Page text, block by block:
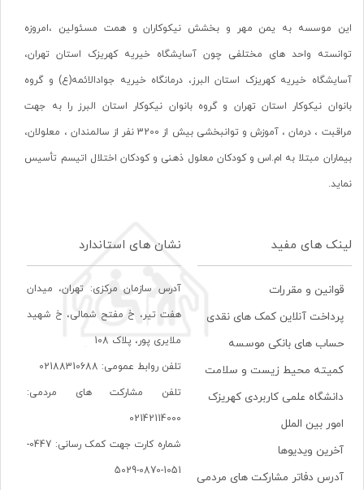
این موسسه به یمن مهر و بخشش نیکوکاران و همت مسئولین ،امروزه
توانسته واحد های مختلفی چون آسایشگاه خیریه کهریزک استان تهران،
آسایشگاه خیریه کهریزک استان البرز، درمانگاه خیریه جوادالائمه(ع) و گروه
بانوان نیکوکار استان تهران و گروه بانوان نیکوکار استان البرز را به جهت
مراقبت ، درمان ، آموزش و توانبخشی بیش از 3200 نفر از سالمندان ، معلولان،
بیماران مبتلا به ام.اس و کودکان معلول ذهنی و کودکان اختلال اتیسم تأسیس
نماید.
لینک های مفید
قوانین و مقررات
پرداخت آنلاین کمک های نقدی
حساب های بانکی موسسه
کمیته محیط زیست و سلامت
دانشگاه علمی کاربردی کهریزک
امور بین الملل
آخرین ویدیوها
آدرس دفاتر مشارکت های مردمی
نشان های استاندارد
آدرس سازمان مرکزی: تهران، ميدان
هفت تير، خ مفتح شمالی، خ شهيد
ملايری پور، پلاک 108
تلفن روابط عمومی: 02188310688
تلفن مشارکت های مردمی:
02142114000
شماره کارت جهت کمک رسانی: 0447-
1051-0870-5029